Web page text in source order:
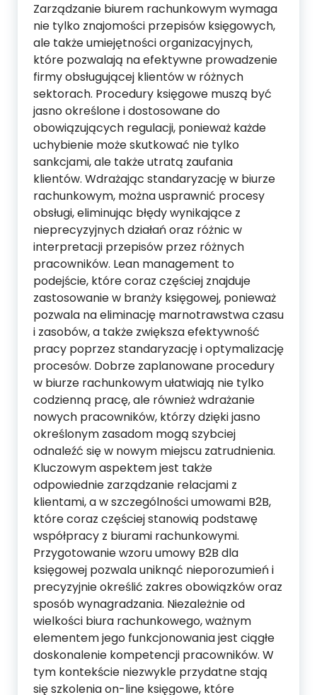
Zarządzanie biurem rachunkowym wymaga
nie tylko znajomości przepisów księgowych,
ale także umiejętności organizacyjnych,
które pozwalają na efektywne prowadzenie
firmy obsługującej klientów w różnych
sektorach. Procedury księgowe muszą być
jasno określone i dostosowane do
obowiązujących regulacji, ponieważ każde
uchybienie może skutkować nie tylko
sankcjami, ale także utratą zaufania
klientów. Wdrażając standaryzację w biurze
rachunkowym, można usprawnić procesy
obsługi, eliminując błędy wynikające z
nieprecyzyjnych działań oraz różnic w
interpretacji przepisów przez różnych
pracowników. Lean management to
podejście, które coraz częściej znajduje
zastosowanie w branży księgowej, ponieważ
pozwala na eliminację marnotrawstwa czasu
i zasobów, a także zwiększa efektywność
pracy poprzez standaryzację i optymalizację
procesów. Dobrze zaplanowane procedury
w biurze rachunkowym ułatwiają nie tylko
codzienną pracę, ale również wdrażanie
nowych pracowników, którzy dzięki jasno
określonym zasadom mogą szybciej
odnaleźć się w nowym miejscu zatrudnienia.
Kluczowym aspektem jest także
odpowiednie zarządzanie relacjami z
klientami, a w szczególności umowami B2B,
które coraz częściej stanowią podstawę
współpracy z biurami rachunkowymi.
Przygotowanie wzoru umowy B2B dla
księgowej pozwala uniknąć nieporozumień i
precyzyjnie określić zakres obowiązków oraz
sposób wynagradzania. Niezależnie od
wielkości biura rachunkowego, ważnym
elementem jego funkcjonowania jest ciągłe
doskonalenie kompetencji pracowników. W
tym kontekście niezwykle przydatne stają
się szkolenia on-line księgowe, które